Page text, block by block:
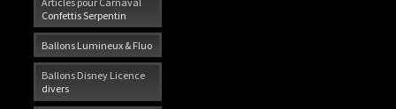
Confettis Serpentin
Ballons Lumineux & Fluo
Ballons Disney Licence
divers